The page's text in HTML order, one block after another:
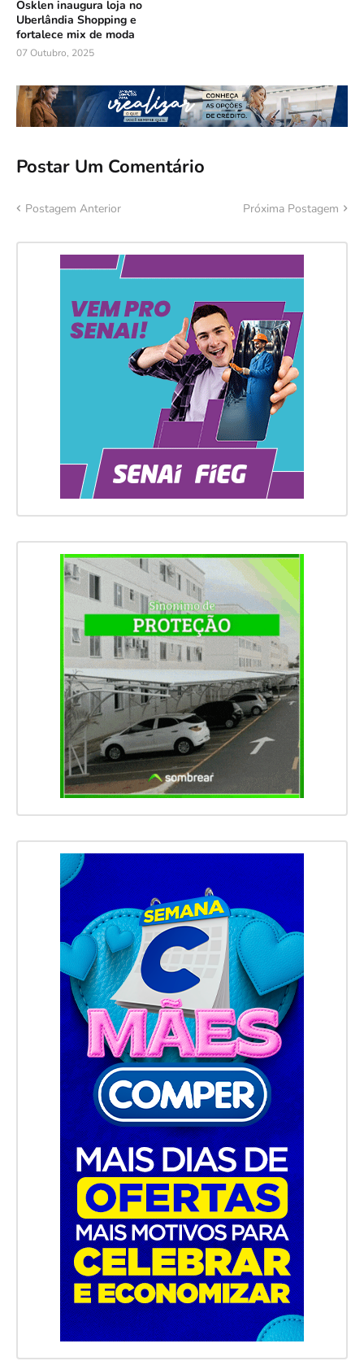
Osklen inaugura loja no
Uberlândia Shopping e
fortalece mix de moda
07 Outubro, 2025
Postar Um Comentário
Postagem Anterior Próxima Postagem